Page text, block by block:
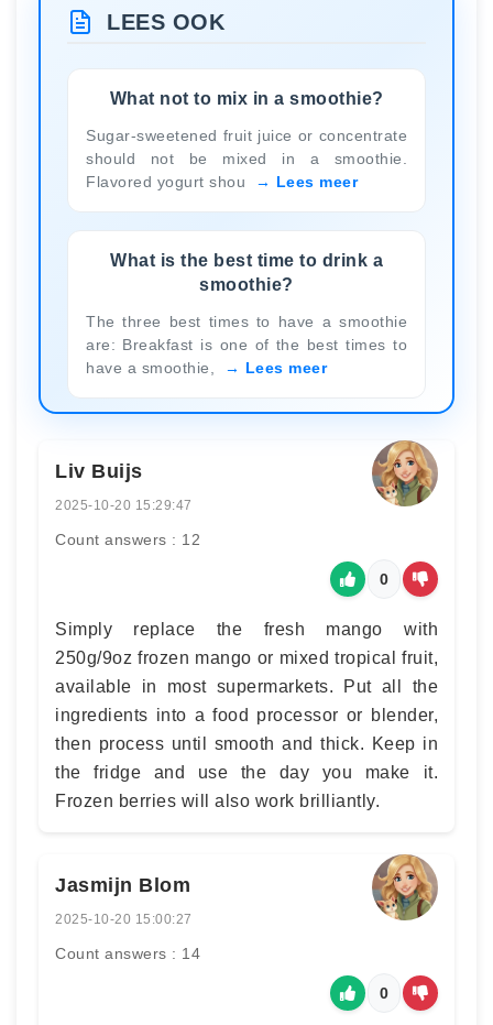
LEES OOK
What not to mix in a smoothie?
Sugar-sweetened fruit juice or concentrate
should not be mixed in a smoothie.
Flavored yogurt shou
Lees meer
What is the best time to drink a
smoothie?
The three best times to have a smoothie
are: Breakfast is one of the best times to
have a smoothie,
Lees meer
Liv Buijs
2025-10-20 15:29:47
Count answers : 12
0
Simply replace the fresh mango with
250g/9oz frozen mango or mixed tropical fruit,
available in most supermarkets. Put all the
ingredients into a food processor or blender,
then process until smooth and thick. Keep in
the fridge and use the day you make it.
Frozen berries will also work brilliantly.
Jasmijn Blom
2025-10-20 15:00:27
Count answers : 14
0